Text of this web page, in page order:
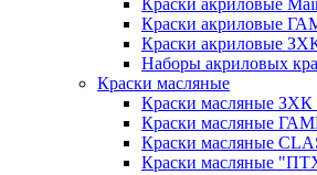
Краски акриловые
Краски акриловые
Наборы акриловых
Краски масляные
Краски масляные ЗХК
Краски масляные
Краски масляные
Краски масляные